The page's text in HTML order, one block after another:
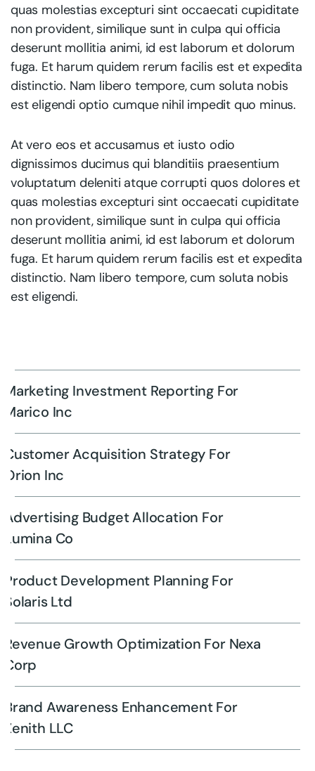
quas molestias excepturi sint occaecati cupiditate
non provident, similique sunt in culpa qui officia
deserunt mollitia animi, id est laborum et dolorum
fuga. Et harum quidem rerum facilis est et expedita
distinctio. Nam libero tempore, cum soluta nobis
est eligendi optio cumque nihil impedit quo minus.
At vero eos et accusamus et iusto odio
dignissimos ducimus qui blanditiis praesentium
voluptatum deleniti atque corrupti quos dolores et
quas molestias excepturi sint occaecati cupiditate
non provident, similique sunt in culpa qui officia
deserunt mollitia animi, id est laborum et dolorum
fuga. Et harum quidem rerum facilis est et expedita
distinctio. Nam libero tempore, cum soluta nobis
est eligendi.
Marketing Investment Reporting For
Marico Inc
Customer Acquisition Strategy For
Orion Inc
Advertising Budget Allocation For
Lumina Co
Product Development Planning For
Solaris Ltd
Revenue Growth Optimization For Nexa
Corp
Brand Awareness Enhancement For
Zenith LLC